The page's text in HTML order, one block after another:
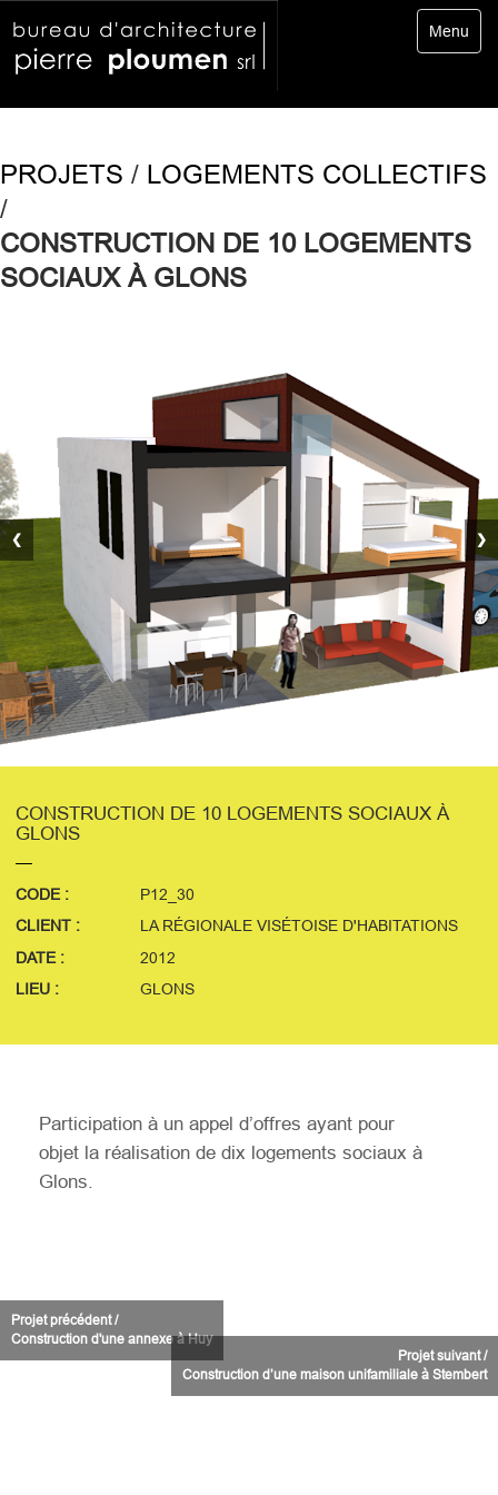
Toggle
Menu
PROJETS / LOGEMENTS COLLECTIFS
/
CONSTRUCTION DE 10 LOGEMENTS
SOCIAUX À GLONS
❮ ❯
CONSTRUCTION DE 10 LOGEMENTS SOCIAUX À
GLONS
CODE :
P12_30
CLIENT :
LA RÉGIONALE VISÉTOISE D'HABITATIONS
DATE :
2012
LIEU :
GLONS
Participation à un appel d’offres ayant pour
objet la réalisation de dix logements sociaux à
Glons.
Projet précédent /
Construction d'une annexe à Huy
Projet suivant /
Construction d’une maison unifamiliale à Stembert